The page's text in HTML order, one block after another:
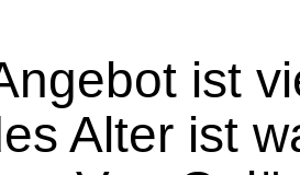
ist
Alter ist